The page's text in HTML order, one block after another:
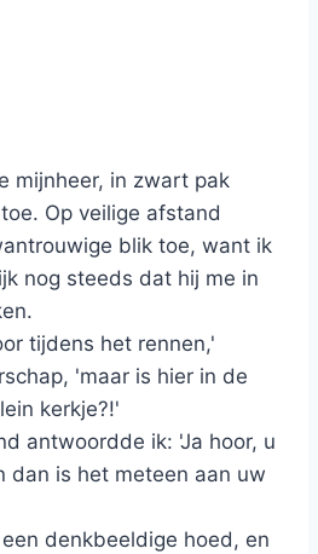
mijnheer, in zwart pak
Op veilige afstand
blik toe, want ik
nog steeds dat hij me in
tijdens het rennen,'
'maar is hier in de
kerkje?!'
antwoordde ik: 'Ja hoor, u
dan is het meteen aan uw
denkbeeldige hoed, en